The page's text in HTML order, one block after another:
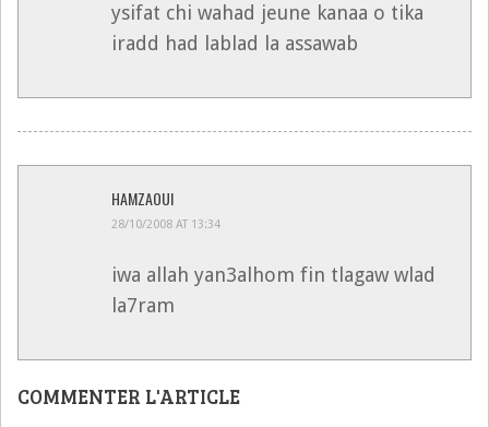
ysifat chi wahad jeune kanaa o tika
iradd had lablad la assawab
HAMZAOUI
28/10/2008 AT 13:34
iwa allah yan3alhom fin tlagaw wlad
la7ram
COMMENTER L'ARTICLE